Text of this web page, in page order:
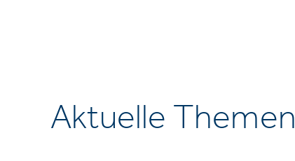
Aktuelle Themen